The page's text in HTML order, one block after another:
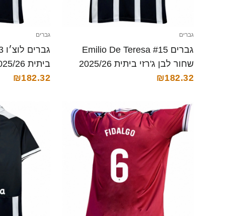
גברים
גברים Emilio De Teresa #15
שחור לבן ג'רזי ביתית 2025/26
חולצה קצרה
₪182.32
גברים
ביתית 2025/26 חולצה קצרה
₪182.32